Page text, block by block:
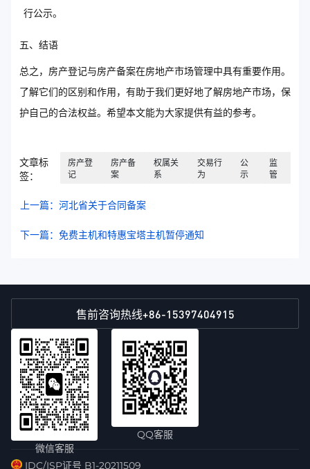
行公示。
五、结语
总之，房产登记与房产备案在房地产市场管理中具有重要作用。
了解它们的区别和作用，有助于我们更好地了解房地产市场，保
护自己的合法权益。希望本文能为大家提供有益的参考。
文章标
签：
房产登
记
房产备
案
权属关
系
交易行
为
公
示
监
管
上一篇：河北省关于合同备案
下一篇：免费主机和特惠宝塔主机暂停通知
售前咨询热线+86-15397404915
微信客服
QQ客服
IDC/ISP证号 B1-20211509